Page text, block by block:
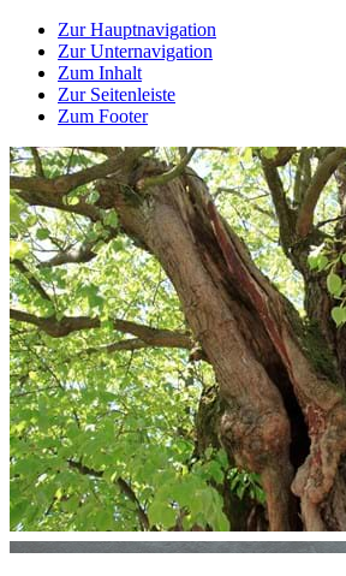
Zur Hauptnavigation
Zur Unternavigation
Zum Inhalt
Zur Seitenleiste
Zum Footer